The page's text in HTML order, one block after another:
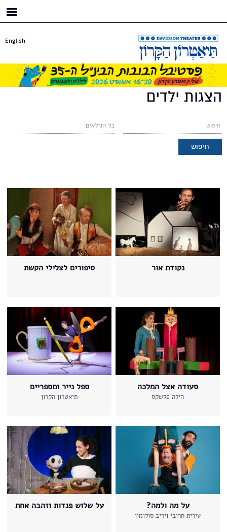
English
הצגות ילדים
נקודת אור סיפורים לצלילי הקשת
סעודה אצל המלכה
הילה פלשקס
ספל נייר ומספריים
תיאטרון הקרון
על מה ולמה?
עירית חרובי ויריב סולומון
על שלוש פנדות וזהבה אחת